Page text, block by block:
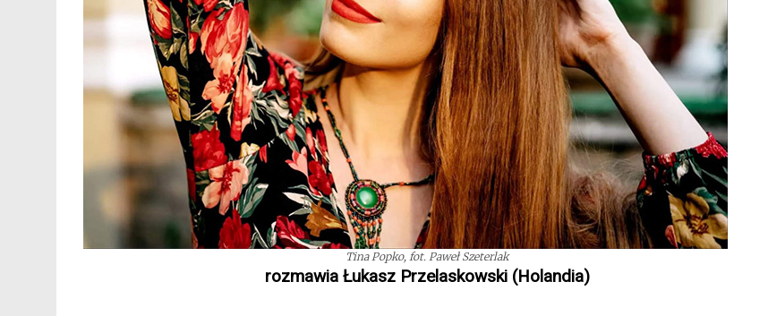
Tina Popko, fot. Paweł Szeterlak
rozmawia Łukasz Przelaskowski (Holandia)